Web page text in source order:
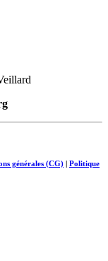
générales (CG) | Politique